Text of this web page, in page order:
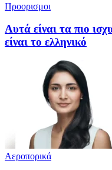
Προορισμοι
Αυτά είναι τα πιο
είναι το ελληνικό
Αεροπορικά